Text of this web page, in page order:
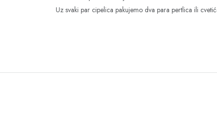
Uz svaki par cipelica pakujemo dva para pertlica ili